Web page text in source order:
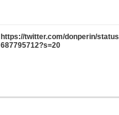
https://twitter.com/donperin/
687795712?s=20